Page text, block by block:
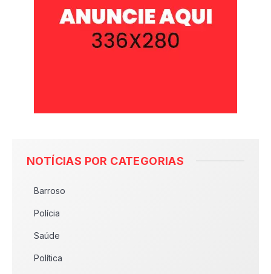
NOTÍCIAS POR CATEGORIAS
Barroso
Polícia
Saúde
Política